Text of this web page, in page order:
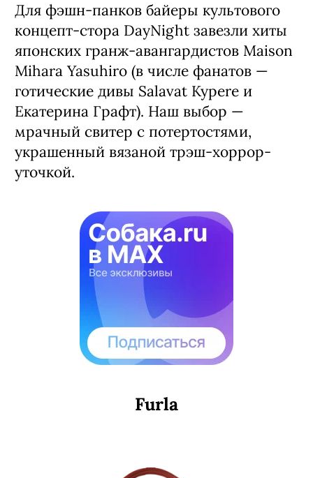
Для фэшн-панков байеры культового
концепт-стора DayNight завезли хиты
японских гранж-авангардистов Maison
Mihara Yasuhiro (в числе фанатов —
готические дивы Salavat Kypere и
Екатерина Графт). Наш выбор —
мрачный свитер с потертостями,
украшенный вязаной трэш-хоррор-
уточкой.
Furla